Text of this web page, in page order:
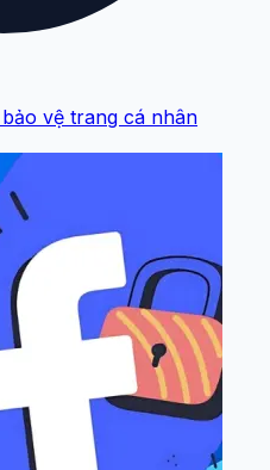
vệ trang cá nhân